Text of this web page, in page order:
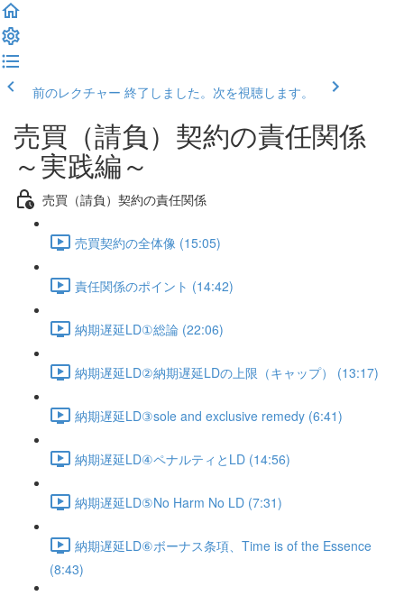
前のレクチャー 終了しました。次を視聴します。
売買（請負）契約の責任関係
～実践編～
売買（請負）契約の責任関係
売買契約の全体像 (15:05)
責任関係のポイント (14:42)
納期遅延LD①総論 (22:06)
納期遅延LD②納期遅延LDの上限（キャップ） (13:17)
納期遅延LD③sole and exclusive remedy (6:41)
納期遅延LD④ペナルティとLD (14:56)
納期遅延LD⑤No Harm No LD (7:31)
納期遅延LD⑥ボーナス条項、Time is of the Essence
(8:43)